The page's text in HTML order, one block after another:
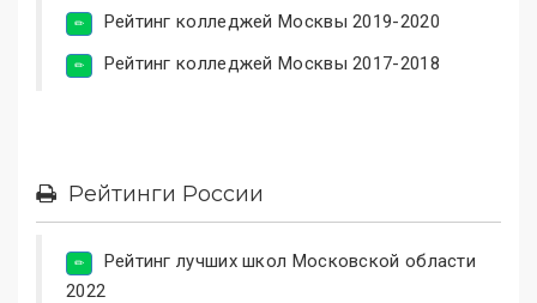
Рейтинг колледжей Москвы 2019-2020
Рейтинг колледжей Москвы 2017-2018
Рейтинги России
Рейтинг лучших школ Московской области
2022